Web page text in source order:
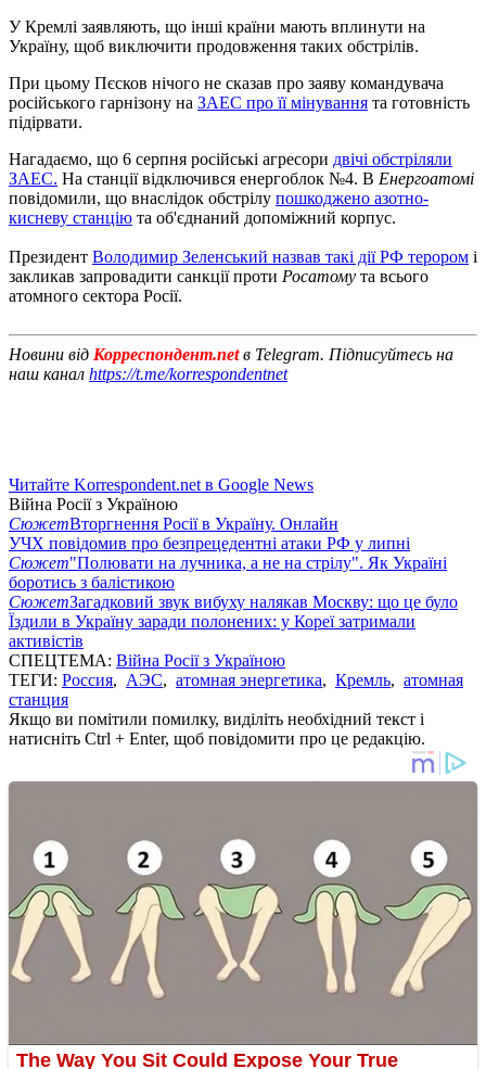
У Кремлі заявляють, що інші країни мають вплинути на
Україну, щоб виключити продовження таких обстрілів.
При цьому Пєсков нічого не сказав про заяву командувача
російського гарнізону на ЗАЕС про її мінування та готовність
підірвати.
Нагадаємо, що 6 серпня російські агресори двічі обстріляли
ЗАЕС. На станції відключився енергоблок №4. В Енергоатомі
повідомили, що внаслідок обстрілу пошкоджено азотно-
кисневу станцію та об'єднаний допоміжний корпус.
Президент Володимир Зеленський назвав такі дії РФ терором і
закликав запровадити санкції проти Росатому та всього
атомного сектора Росії.
Новини від Корреспондент.netв Telegram. Підписуйтесь на
наш канал https://t.me/korrespondentnet
Читайте Korrespondent.net в Google News
Війна Росії з Україною
СюжетВторгнення Росії в Україну. Онлайн
УЧХ повідомив про безпрецедентні атаки РФ у липні
Сюжет"Полювати на лучника, а не на стрілу". Як Україні
боротись з балістикою
СюжетЗагадковий звук вибуху налякав Москву: що це було
Їздили в Україну заради полонених: у Кореї затримали
активістів
СПЕЦТЕМА: Війна Росії з Україною
ТЕГИ: Россия, АЭС, атомная энергетика, Кремль, атомная
станция
Якщо ви помітили помилку, виділіть необхідний текст і
натисніть Ctrl + Enter, щоб повідомити про це редакцію.